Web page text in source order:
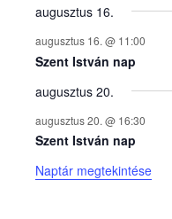
y
e
k
n
a
augusztus 16.
augusztus 16. @ 11:00
Szent István nap
augusztus 20.
augusztus 20. @ 16:30
Szent István nap
Naptár megtekintése